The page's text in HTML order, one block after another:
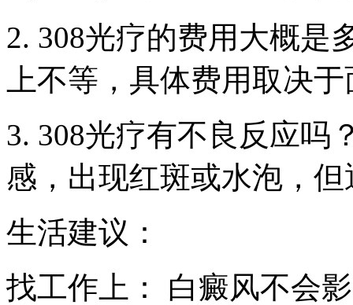
2. 308光疗的费用大概是
上不等，具体费用取决
3. 308光疗有不良反应吗
感，出现红斑或水泡，
生活建议：
找工作上： 白癜风不会